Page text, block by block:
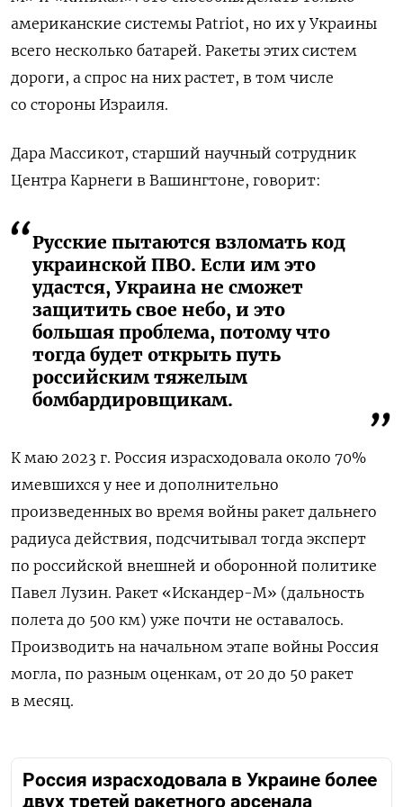
американские системы Patriot, но их у Украины
всего несколько батарей. Ракеты этих систем
дороги, а спрос на них растет, в том числе
со стороны Израиля.
Дара Массикот, старший научный сотрудник
Центра Карнеги в Вашингтоне, говорит:
Русские пытаются взломать код
украинской ПВО. Если им это
удастся, Украина не сможет
защитить свое небо, и это
большая проблема, потому что
тогда будет открыть путь
российским тяжелым
бомбардировщикам.
К маю 2023 г. Россия израсходовала около 70%
имевшихся у нее и дополнительно
произведенных во время войны ракет дальнего
радиуса действия, подсчитывал тогда эксперт
по российской внешней и оборонной политике
Павел Лузин. Ракет «Искандер-М» (дальность
полета до 500 км) уже почти не оставалось.
Производить на начальном этапе войны Россия
могла, по разным оценкам, от 20 до 50 ракет
в месяц.
Россия израсходовала в Украине более
двух третей ракетного арсенала